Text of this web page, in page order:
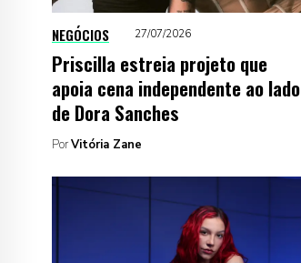
NEGÓCIOS 27/07/2026
Priscilla estreia projeto que
apoia cena independente ao lado
de Dora Sanches
PorVitória Zane